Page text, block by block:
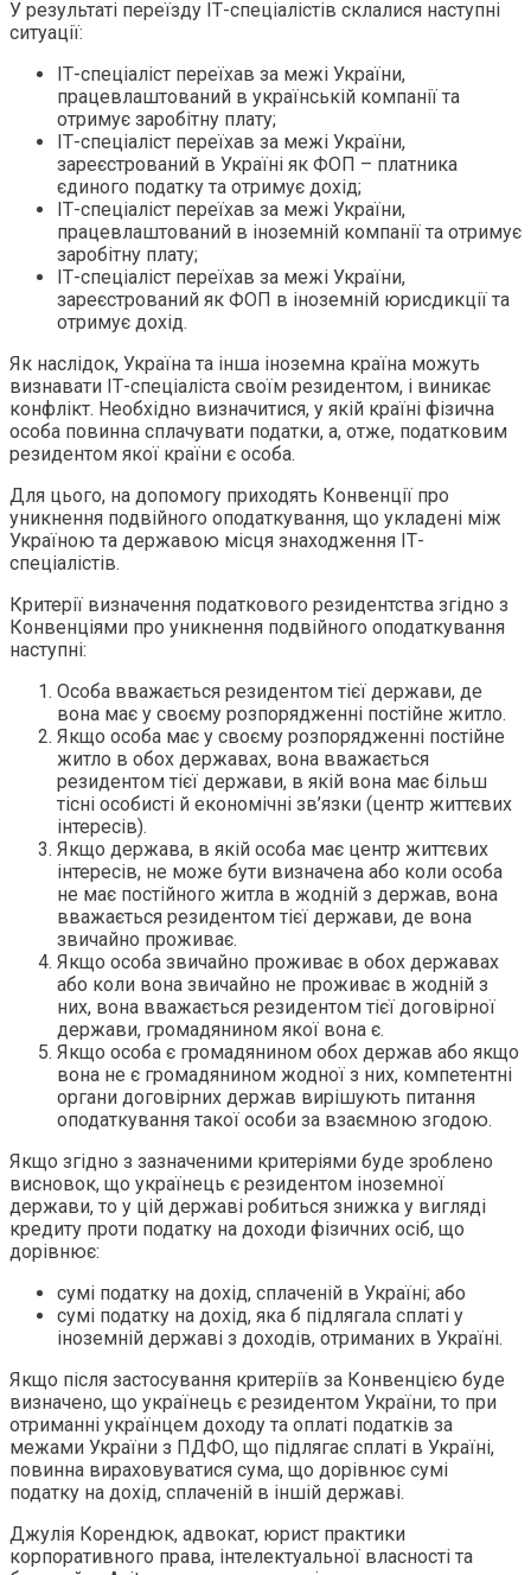
У результаті переїзду ІТ-спеціалістів склалися наступні
ситуації:
ІТ-спеціаліст переїхав за межі України,
працевлаштований в українській компанії та
отримує заробітну плату;
ІТ-спеціаліст переїхав за межі України,
зареєстрований в Україні як ФОП – платника
єдиного податку та отримує дохід;
ІТ-спеціаліст переїхав за межі України,
працевлаштований в іноземній компанії та отримує
заробітну плату;
ІТ-спеціаліст переїхав за межі України,
зареєстрований як ФОП в іноземній юрисдикції та
отримує дохід.
Як наслідок, Україна та інша іноземна країна можуть
визнавати ІТ-спеціаліста своїм резидентом, і виникає
конфлікт. Необхідно визначитися, у якій країні фізична
особа повинна сплачувати податки, а, отже, податковим
резидентом якої країни є особа.
Для цього, на допомогу приходять Конвенції про
уникнення подвійного оподаткування, що укладені між
Україною та державою місця знаходження ІТ-
спеціалістів.
Критерії визначення податкового резидентства згідно з
Конвенціями про уникнення подвійного оподаткування
наступні:
Особа вважається резидентом тієї держави, де
вона має у своєму розпорядженні постійне житло.
Якщо особа має у своєму розпорядженні постійне
житло в обох державах, вона вважається
резидентом тієї держави, в якій вона має більш
тісні особисті й економічні зв’язки (центр життєвих
інтересів).
Якщо держава, в якій особа має центр життєвих
інтересів, не може бути визначена або коли особа
не має постійного житла в жодній з держав, вона
вважається резидентом тієї держави, де вона
звичайно проживає.
Якщо особа звичайно проживає в обох державах
або коли вона звичайно не проживає в жодній з
них, вона вважається резидентом тієї договірної
держави, громадянином якої вона є.
Якщо особа є громадянином обох держав або якщо
вона не є громадянином жодної з них, компетентні
органи договірних держав вирішують питання
оподаткування такої особи за взаємною згодою.
Якщо згідно з зазначеними критеріями буде зроблено
висновок, що українець є резидентом іноземної
держави, то у цій державі робиться знижка у вигляді
кредиту проти податку на доходи фізичних осіб, що
дорівнює:
сумі податку на дохід, сплаченій в Україні; або
сумі податку на дохід, яка б підлягала сплаті у
іноземній державі з доходів, отриманих в Україні.
Якщо після застосування критеріїв за Конвенцією буде
визначено, що українець є резидентом України, то при
отриманні українцем доходу та оплаті податків за
межами України з ПДФО, що підлягає сплаті в Україні,
повинна вираховуватися сума, що дорівнює сумі
податку на дохід, сплаченій в іншій державі.
Джулія Корендюк, адвокат, юрист практики
корпоративного права, інтелектуальної власності та